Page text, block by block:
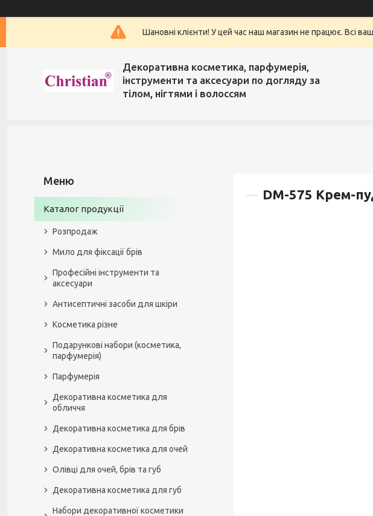
Шановні клієнти! У цей час наш магазин не працює. Всі
Декоративна косметика, парфумерія,
інструменти та аксесуари по догляду за
тілом, нігтями і волоссям
DM-575 Крем-
Каталог продукції
Розпродаж
Мило для фіксації брів
Професійні інструменти та
аксесуари
Антисептичні засоби для шкіри
Косметика різне
Подарункові набори (косметика,
парфумерія)
Парфумерія
Декоративна косметика для
обличчя
Декоративна косметика для брів
Декоративна косметика для очей
Олівці для очей, брів та губ
Декоративна косметика для губ
Набори декоративної косметики